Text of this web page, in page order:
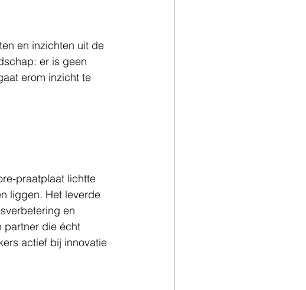
en inzichten uit de
er is geen
erom inzicht te
praatplaat lichtte
liggen. Het leverde
en
partner die écht
actief bij innovatie